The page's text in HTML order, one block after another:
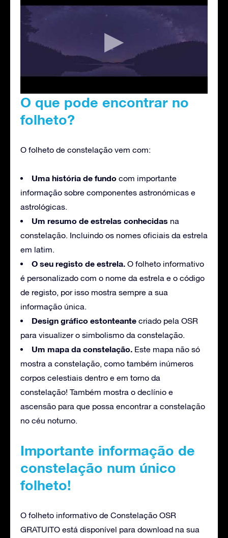
O que pode encontrar no
folheto?
O folheto de constelação vem com:
Uma história de fundo com importante
informação sobre componentes astronómicas e
astrológicas.
Um resumo de estrelas conhecidas na
constelação. Incluindo os nomes oficiais da estrela
em latim.
O seu registo de estrela. O folheto informativo
é personalizado com o nome da estrela e o código
de registo, por isso mostra sempre a sua
informação única.
Design gráfico estonteante criado pela OSR
para visualizer o simbolismo da constelação.
Um mapa da constelação. Este mapa não só
mostra a constelação, como também inúmeros
corpos celestiais dentro e em torno da
constelação! Também mostra o declínio e
ascensão para que possa encontrar a constelação
no céu noturno.
Importante informação de
constelação num único
folheto!
O folheto informativo de Constelação OSR
GRATUITO está disponível para download na sua